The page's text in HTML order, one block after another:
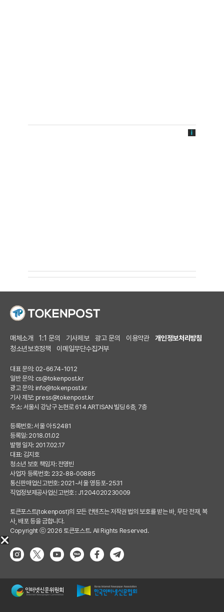
매체소개 1:1 문의 기사제보 광고 문의 이용약관
개인정보처리방침
청소년보호정책
이메일무단수집거부
대표 문의: 02-6674-1012
일반 문의: cs@tokenpost.kr
광고 문의: info@tokenpost.kr
기사 제보: press@tokenpost.kr
주소: 서울시 강남구 논현로 614 ARTISAN 빌딩 6층, 7층
등록번호: 서울 아 52481
등록일: 2018.01.02
발행 일자: 2017.02.17
대표: 김지호
청소년 보호 책임자: 전영빈
사업자 등록번호: 232-88-00885
통신판매업신고번호: 2021-서울 영등포-2531
직업정보제공사업신고번호 : J1204020230009
토큰포스트(tokenpost)의 모든 컨텐츠는 저작권 법의 보호를 받는 바, 무단 전재, 복
사, 배포 등을 금합니다.
Copyright ⓒ 2026 토큰포스트. All Rights Reserved.